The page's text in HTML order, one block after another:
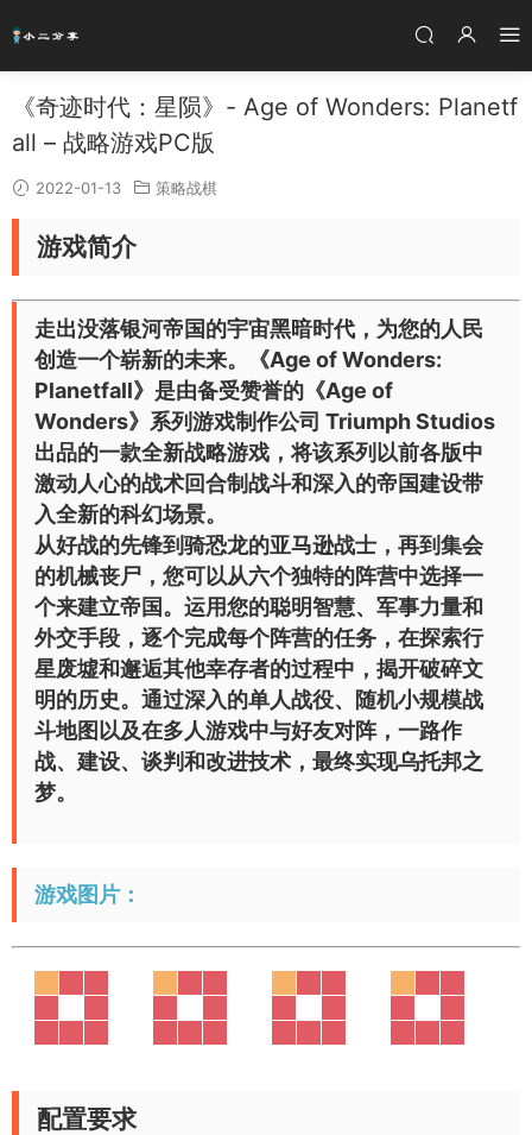
《奇迹时代：星陨》- Age of Wonders: Planetf
all – 战略游戏PC版
2022-01-13 策略战棋
游戏简介
走出没落银河帝国的宇宙黑暗时代，为您的人民
创造一个崭新的未来。《Age of Wonders:
Planetfall》是由备受赞誉的《Age of
Wonders》系列游戏制作公司 Triumph Studios
出品的一款全新战略游戏，将该系列以前各版中
激动人心的战术回合制战斗和深入的帝国建设带
入全新的科幻场景。
从好战的先锋到骑恐龙的亚马逊战士，再到集会
的机械丧尸，您可以从六个独特的阵营中选择一
个来建立帝国。运用您的聪明智慧、军事力量和
外交手段，逐个完成每个阵营的任务，在探索行
星废墟和邂逅其他幸存者的过程中，揭开破碎文
明的历史。通过深入的单人战役、随机小规模战
斗地图以及在多人游戏中与好友对阵，一路作
战、建设、谈判和改进技术，最终实现乌托邦之
梦。
游戏图片：
配置要求